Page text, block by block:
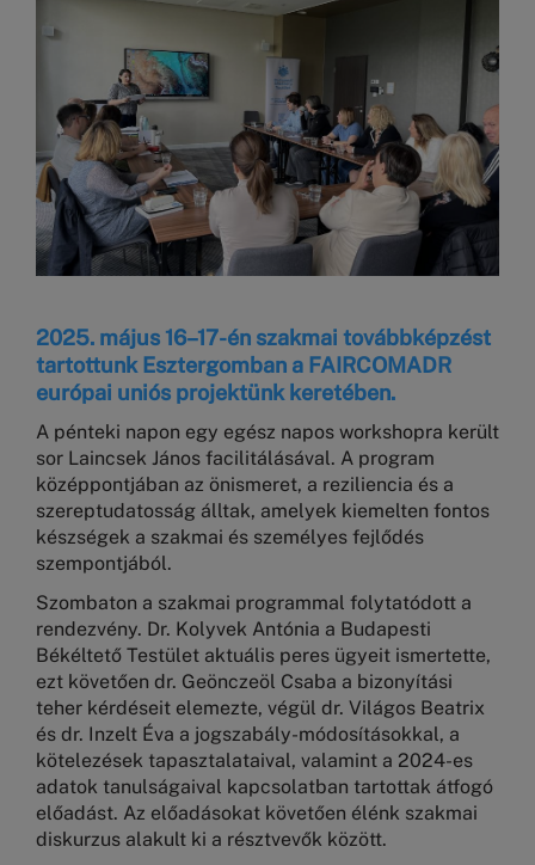
2025. május 16–17-én szakmai továbbképzést
tartottunk Esztergomban a FAIRCOMADR
európai uniós projektünk keretében.
A pénteki napon egy egész napos workshopra került
sor Laincsek János facilitálásával. A program
középpontjában az önismeret, a reziliencia és a
szereptudatosság álltak, amelyek kiemelten fontos
készségek a szakmai és személyes fejlődés
szempontjából.
Szombaton a szakmai programmal folytatódott a
rendezvény. Dr. Kolyvek Antónia a Budapesti
Békéltető Testület aktuális peres ügyeit ismertette,
ezt követően dr. Geönczeöl Csaba a bizonyítási
teher kérdéseit elemezte, végül dr. Világos Beatrix
és dr. Inzelt Éva a jogszabály-módosításokkal, a
kötelezések tapasztalataival, valamint a 2024-es
adatok tanulságaival kapcsolatban tartottak átfogó
előadást. Az előadásokat követően élénk szakmai
diskurzus alakult ki a résztvevők között.